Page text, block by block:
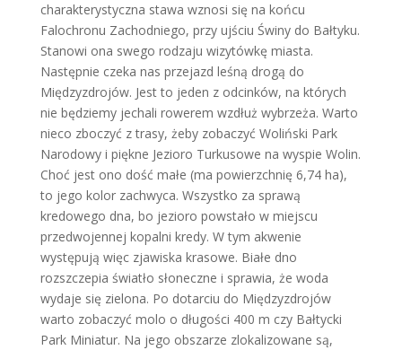
charakterystyczna stawa wznosi się na końcu
Falochronu Zachodniego, przy ujściu Świny do Bałtyku.
Stanowi ona swego rodzaju wizytówkę miasta.
Następnie czeka nas przejazd leśną drogą do
Międzyzdrojów. Jest to jeden z odcinków, na których
nie będziemy jechali rowerem wzdłuż wybrzeża. Warto
nieco zboczyć z trasy, żeby zobaczyć Woliński Park
Narodowy i piękne Jezioro Turkusowe na wyspie Wolin.
Choć jest ono dość małe (ma powierzchnię 6,74 ha),
to jego kolor zachwyca. Wszystko za sprawą
kredowego dna, bo jezioro powstało w miejscu
przedwojennej kopalni kredy. W tym akwenie
występują więc zjawiska krasowe. Białe dno
rozszczepia światło słoneczne i sprawia, że woda
wydaje się zielona. Po dotarciu do Międzyzdrojów
warto zobaczyć molo o długości 400 m czy Bałtycki
Park Miniatur. Na jego obszarze zlokalizowane są,